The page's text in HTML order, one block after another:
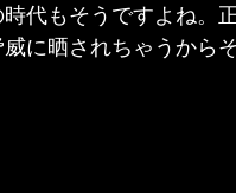
代もそうですよね。
に晒されちゃうから